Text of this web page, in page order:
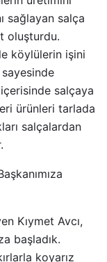
sağlayan salça
oluşturdu.
köylülerin işini
salçaya
ürünleri tarlada
salçalardan
Kıymet Avcı,
başladık.
koyarız